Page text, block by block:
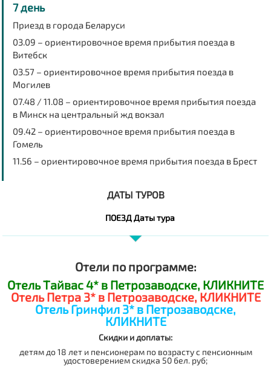
7 день
Приезд в города Беларуси
03.09 – ориентировочное время прибытия поезда в
Витебск
03.57 – ориентировочное время прибытия поезда в
Могилев
07.48 / 11.08 – ориентировочное время прибытия поезда
в Минск на центральный жд вокзал
09.42 – ориентировочное время прибытия поезда в
Гомель
11.56 – ориентировочное время прибытия поезда в Брест
ДАТЫ ТУРОВ
ПОЕЗД Даты тура
Отели по программе:
Отель Тайвас 4* в Петрозаводске, КЛИКНИТЕ
Отель Петра 3* в Петрозаводске, КЛИКНИТЕ
Отель Гринфил 3* в Петрозаводске,
КЛИКНИТЕ
Скидки и доплаты:
детям до 18 лет и пенсионерам по возрасту c пенсионным
удостоверением скидка 50 бел. руб;